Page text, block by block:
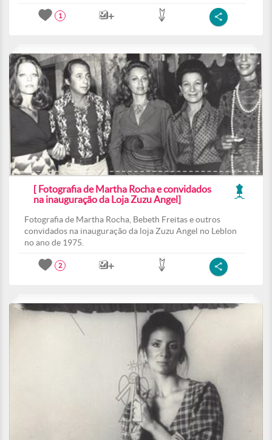
1
[ Fotografia de Martha Rocha e convidados
na inauguração da Loja Zuzu Angel]
Fotografia de Martha Rocha, Bebeth Freitas e outros
convidados na inauguração da loja Zuzu Angel no Leblon
no ano de 1975.
2